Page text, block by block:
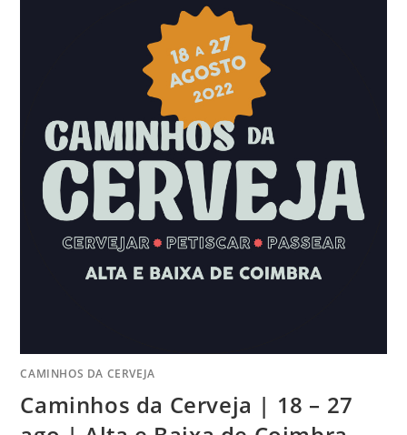
CAMINHOS DA CERVEJA
Caminhos da Cerveja | 18 – 27